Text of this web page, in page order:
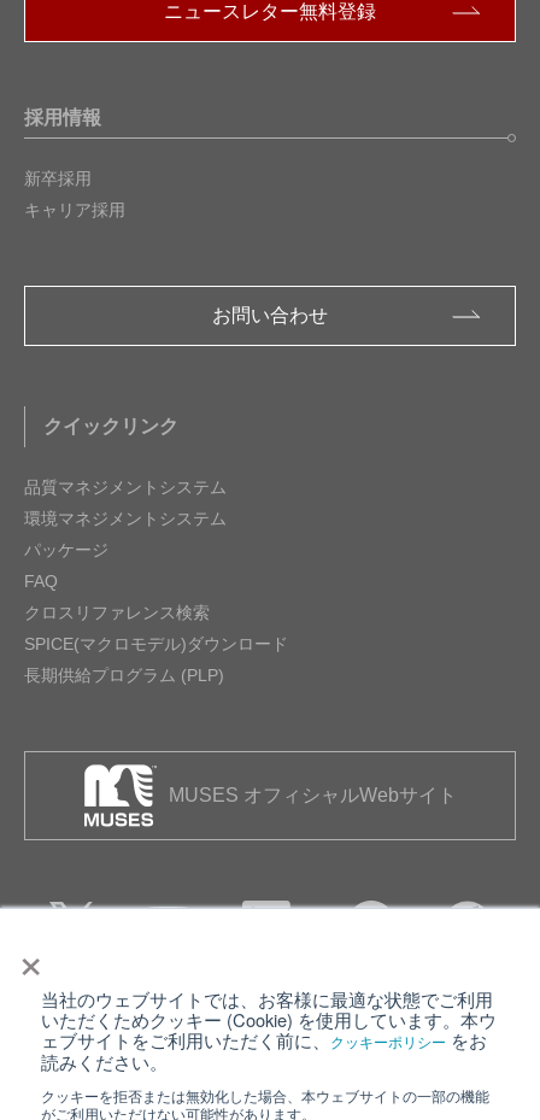
×
当社のウェブサイトでは、お客様に最適な状態でご利用
いただくためクッキー (Cookie) を使用しています。本ウ
ェブサイトをご利用いただく前に、
クッキーポリシー をお
読みください。
クッキーを拒否または無効化した場合、本ウェブサイトの一部の機能
がご利用いただけない可能性があります。
ニュースレター無料登録
採用情報
新卒採用
キャリア採用
お問い合わせ
クイックリンク
品質マネジメントシステム
環境マネジメントシステム
パッケージ
FAQ
クロスリファレンス検索
SPICE(マクロモデル)ダウンロード
長期供給プログラム (PLP)
MUSES オフィシャルWebサイト
個人情報保護について ウェブサイト利用規約
クッキーポリシー
日清紡ホールディングス